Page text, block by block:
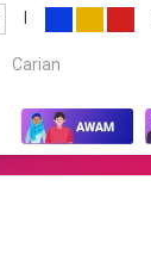
|
Carian...